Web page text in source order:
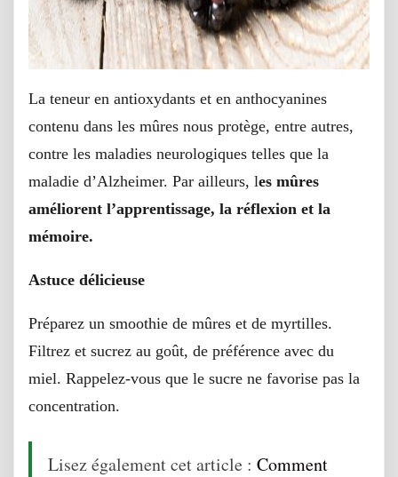
La teneur en antioxydants et en anthocyanines
contenu dans les mûres nous protège, entre autres,
contre les maladies neurologiques telles que la
maladie d’Alzheimer. Par ailleurs, les mûres
améliorent l’apprentissage, la réflexion et la
mémoire.
Astuce délicieuse
Préparez un smoothie de mûres et de myrtilles.
Filtrez et sucrez au goût, de préférence avec du
miel. Rappelez-vous que le sucre ne favorise pas la
concentration.
Lisez également cet article : Comment